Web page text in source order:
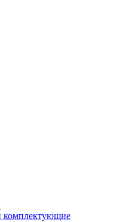
комплектующие